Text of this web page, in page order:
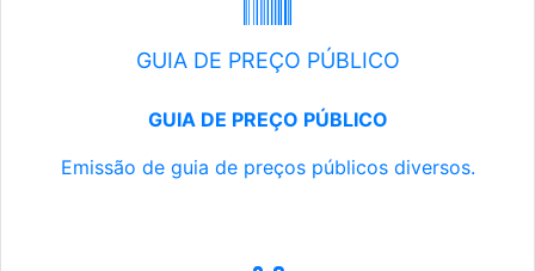
GUIA DE PREÇO PÚBLICO
GUIA DE PREÇO PÚBLICO
Emissão de guia de preços públicos diversos.